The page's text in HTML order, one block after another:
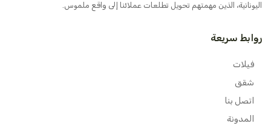
اليونانية، الذين مهمتهم تحويل تطلعات عملائنا إلى واقع ملموس.
روابط سريعة
فيلات
شقق
اتصل بنا
المدونة